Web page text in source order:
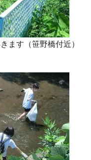
ます（笹野橋付近）